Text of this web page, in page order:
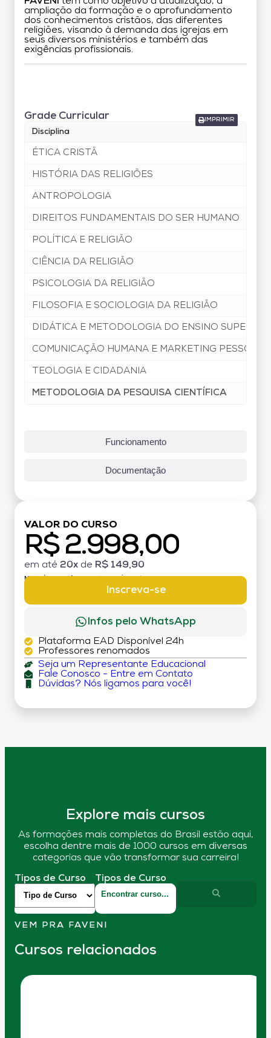
ampliação da formação e o aprofundamento
dos conhecimentos cristãos, das diferentes
religiões, visando à demanda das igrejas em
seus diversos ministérios e também das
exigências profissionais.
Funcionamento
Documentação
IMPRIMIR
Grade Curricular
Disciplina
ÉTICA CRISTÃ
HISTÓRIA DAS RELIGIÕES
ANTROPOLOGIA
DIREITOS FUNDAMENTAIS DO SER HUMANO
POLÍTICA E RELIGIÃO
CIÊNCIA DA RELIGIÃO
PSICOLOGIA DA RELIGIÃO
FILOSOFIA E SOCIOLOGIA DA RELIGIÃO
DIDÁTICA E METODOLOGIA DO ENSINO SUPERIOR
COMUNICAÇÃO HUMANA E MARKETING PESSOAL
TEOLOGIA E CIDADANIA
METODOLOGIA DA PESQUISA CIENTÍFICA
VALOR DO CURSO
R$ 2.998,00
em até 20x de R$ 149,90
MATRÍCULA:
Inscreva-se
Infos pelo WhatsApp
Plataforma EAD Disponível 24h
Professores renomados
Seja um Representante Educacional
Fale Conosco - Entre em Contato
Dúvidas? Nós ligamos para você!
Explore mais cursos
As formações mais completas do Brasil estão aqui,
escolha dentre mais de 1000 cursos em diversas
categorias que vão transformar sua carreira!
Tipos de Curso Tipos de Curso
VEM PRA FAVENI
Cursos relacionados